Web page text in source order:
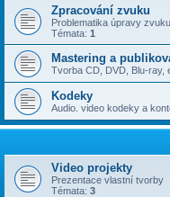
Zpracování zvuku
Problematika úpravy zvuku
Témata: 1
Mastering a
Tvorba CD, DVD, Blu-ray,
Kodeky
Audio. video kodeky a
Video projekty
Prezentace vlastní tvorby
Témata: 3